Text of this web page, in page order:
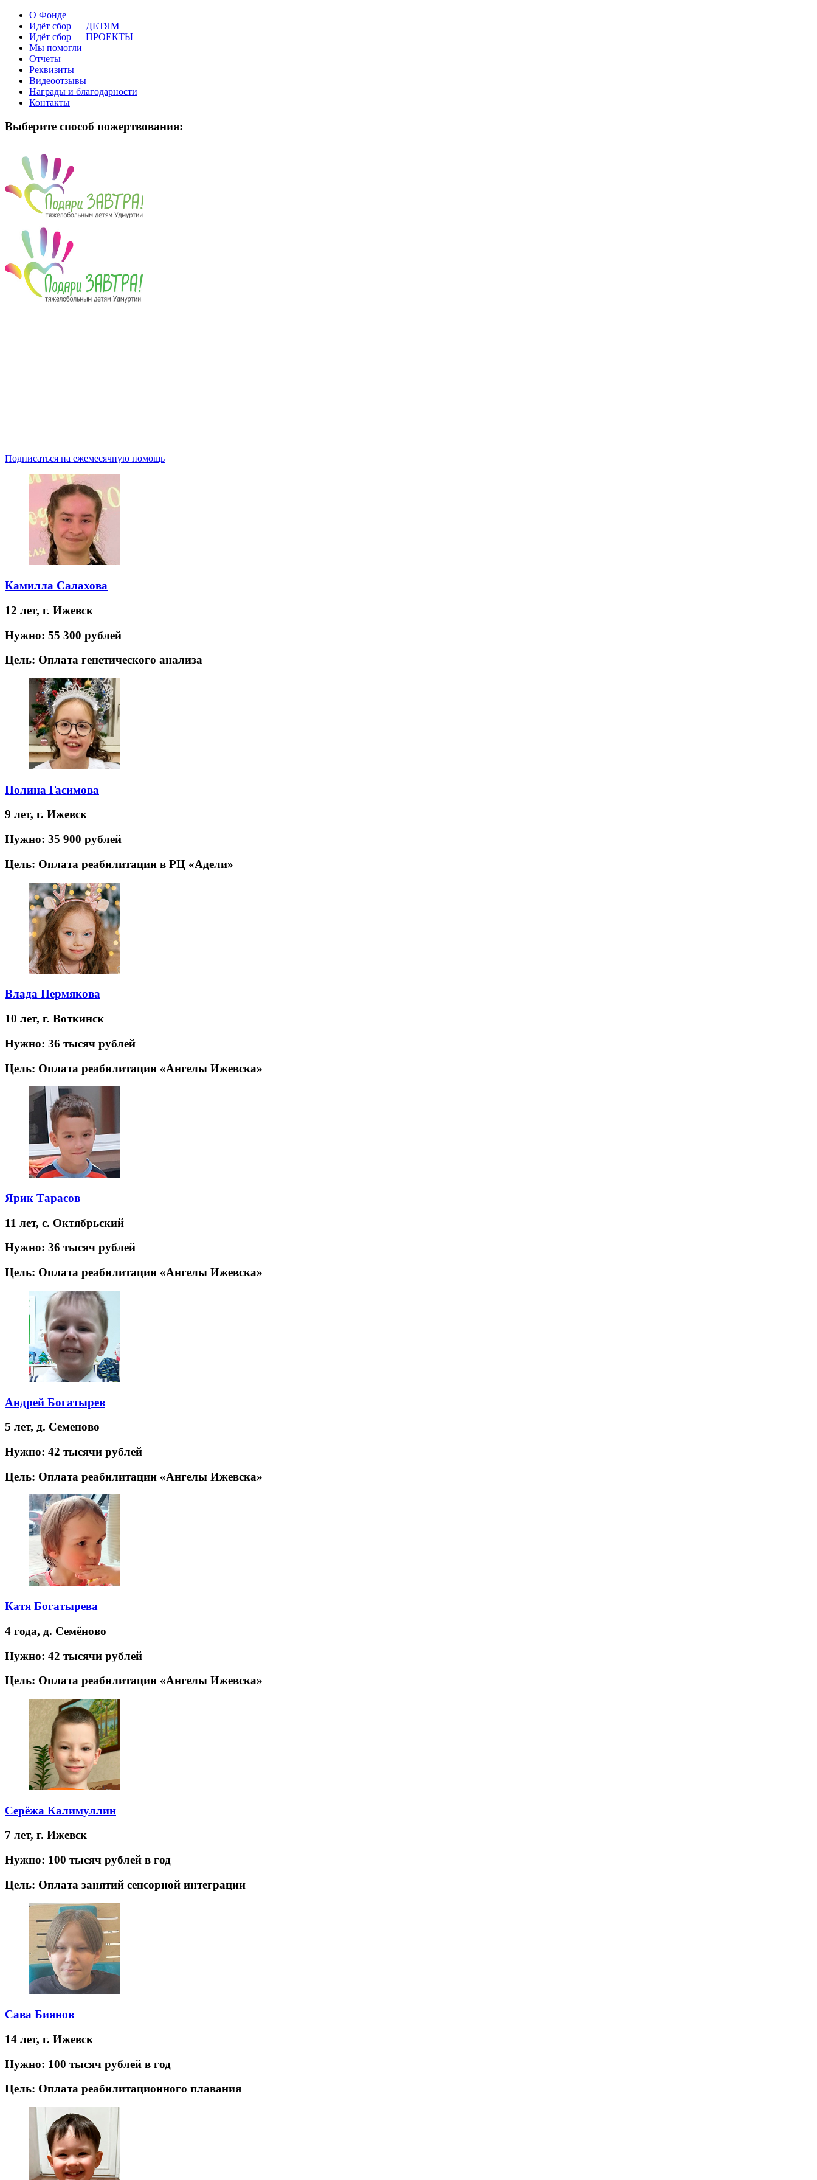
О Фонде
Идёт сбор — ДЕТЯМ
Идёт сбор — ПРОЕКТЫ
Мы помогли
Отчеты
Реквизиты
Видеоотзывы
Награды и благодарности
Контакты
Выберите способ пожертвования:
Подписаться на ежемесячную помощь
Камилла Салахова
12 лет, г. Ижевск
Нужно: 55 300 рублей
Цель: Оплата генетического анализа
Полина Гасимова
9 лет, г. Ижевск
Нужно: 35 900 рублей
Цель: Оплата реабилитации в РЦ «Адели»
Влада Пермякова
10 лет, г. Воткинск
Нужно: 36 тысяч рублей
Цель: Оплата реабилитации «Ангелы Ижевска»
Ярик Тарасов
11 лет, с. Октябрьский
Нужно: 36 тысяч рублей
Цель: Оплата реабилитации «Ангелы Ижевска»
Андрей Богатырев
5 лет, д. Семеново
Нужно: 42 тысячи рублей
Цель: Оплата реабилитации «Ангелы Ижевска»
Катя Богатырева
4 года, д. Семёново
Нужно: 42 тысячи рублей
Цель: Оплата реабилитации «Ангелы Ижевска»
Серёжа Калимуллин
7 лет, г. Ижевск
Нужно: 100 тысяч рублей в год
Цель: Оплата занятий сенсорной интеграции
Сава Биянов
14 лет, г. Ижевск
Нужно: 100 тысяч рублей в год
Цель: Оплата реабилитационного плавания